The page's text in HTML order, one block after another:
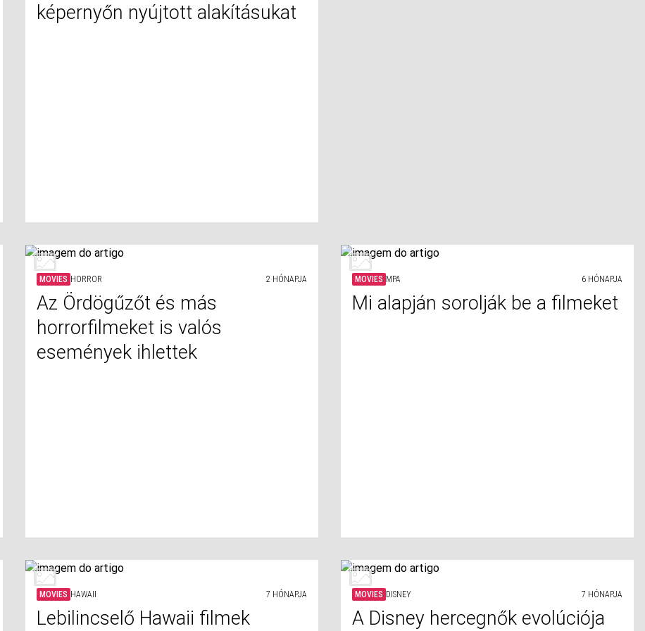
képernyőn nyújtott alakításukat
MOVIES HORROR 2 HÓNAPJA
Az Ördögűzőt és más
horrorfilmeket is valós
események ihlettek
MOVIES MPA 6 HÓNAPJA
Mi alapján sorolják be a filmeket
MOVIES HAWAII 7 HÓNAPJA
Lebilincselő Hawaii filmek
MOVIES DISNEY 7 HÓNAPJA
A Disney hercegnők evolúciója